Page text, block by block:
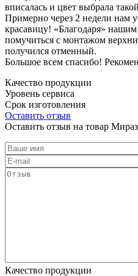
вписалась и цвет выбрала
Примерно через 2 недели нам
красавицу! «Благодаря»
помучиться с монтажом
получился отменный.
Большое всем спасибо!
Качество продукции
Уровень сервиса
Срок изготовления
Оставить отзыв
Оставить отзыв на товар Мираз
Качество продукции